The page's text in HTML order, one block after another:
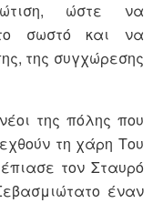
ώστε να
σωστό και να
της συγχώρεσης
της πόλης που
τη χάρη Του
τον Σταυρό
έναν